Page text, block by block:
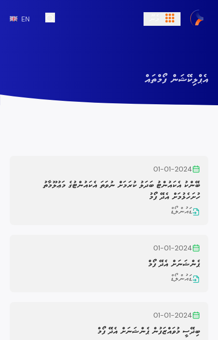
EN
އެޕްލިކޭޝަން ފޯމްތައް
01-01-2024
ބޭންކު އެކައުންޓު ބަދަލު ކުރަމަށް ނުވަތަ އެކައުންޓުގެ މަޢުލޫމާތު
ހުށަހެޅުމަށް އެދޭ ފޯމު
ޑައުންލޯޑް
01-01-2024
ޕެންޝަނަށް އެދޭ ފޯމް
ޑައުންލޯޑް
01-01-2024
ބިދޭސީ މުވައްޒަފުން ޕެންޝަނަށް އެދޭ ފޯމް